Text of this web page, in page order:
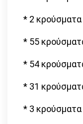
* 2
* 55
* 54
* 31
* 3